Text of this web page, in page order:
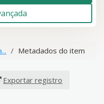
Metadados do item
Exportar registro